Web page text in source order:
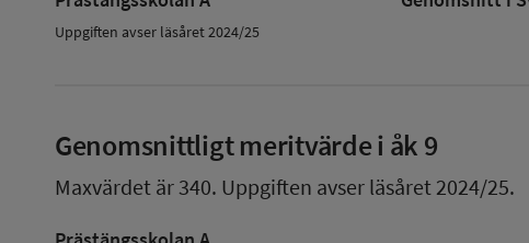
Uppgiften avser läsåret 2024/25
Genomsnittligt meritvärde i åk 9
Maxvärdet är 340. Uppgiften avser läsåret 2024/25.